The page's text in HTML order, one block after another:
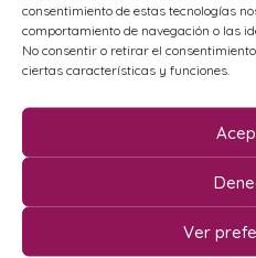
consentimiento de estas tecnologías
comportamiento de navegación o las
No consentir o retirar el
ciertas características y funciones.
Ver
Jardín
Kit de Cortesía